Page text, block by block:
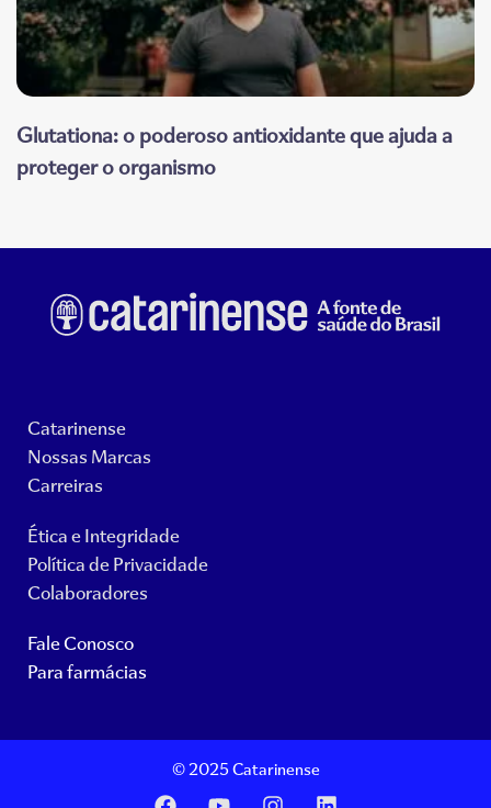
Glutationa: o poderoso antioxidante que ajuda a
proteger o organismo
Catarinense
Nossas Marcas
Carreiras
Ética e Integridade
Política de Privacidade
Colaboradores
Fale Conosco
Para farmácias
© 2025 Catarinense
F
Y
I
L